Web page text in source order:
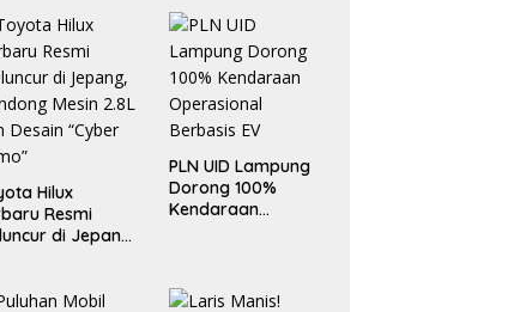
Hilux
Resmi
di Jepang,
PLN UID Lampung
Dorong 100%
Kendaraan